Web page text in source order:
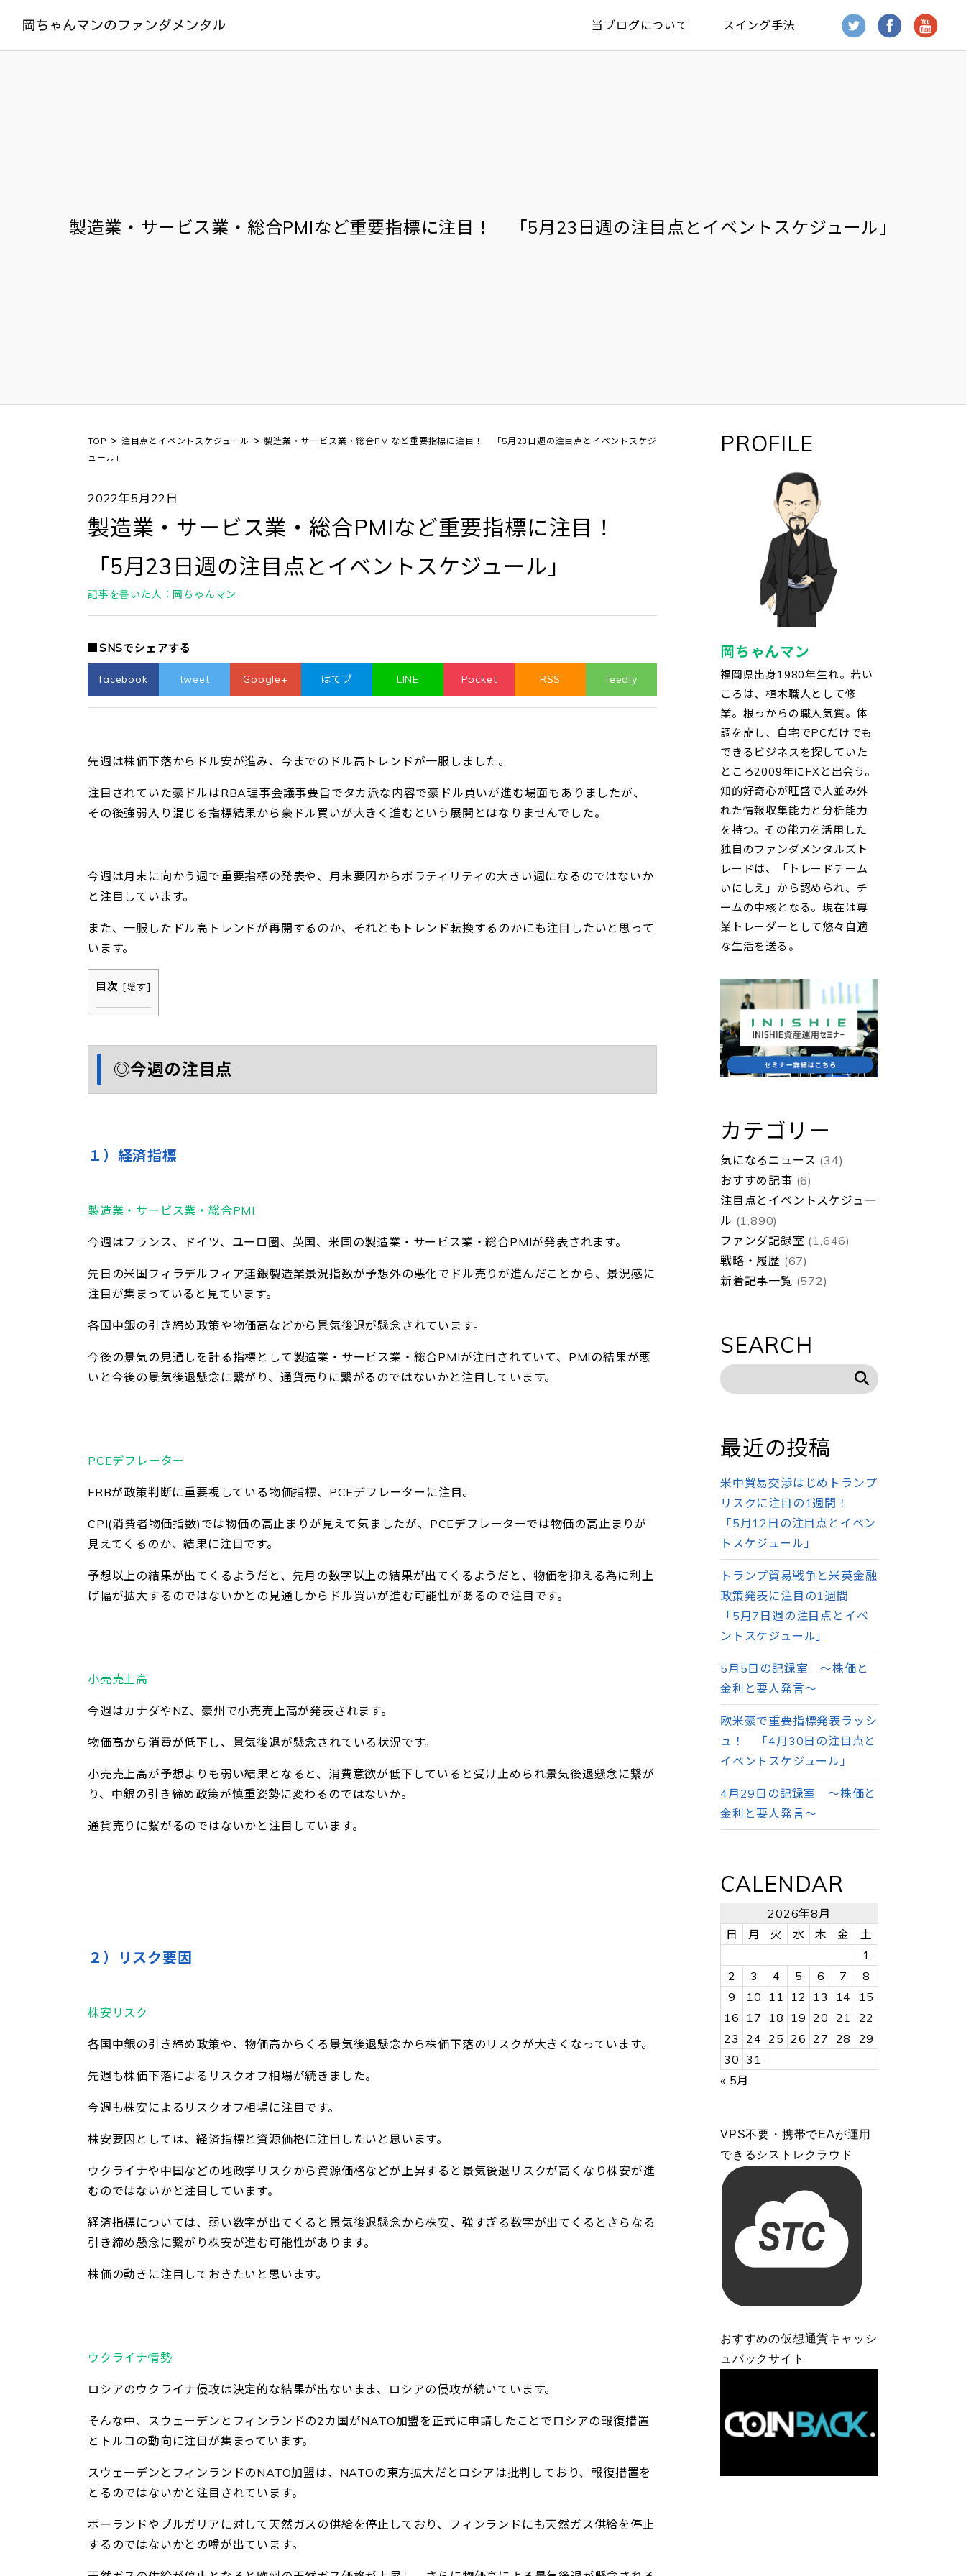
当ブログについて スイング手法
製造業・サービス業・総合PMIなど重要指標に注目！ 「5月23日週の注目点とイベントスケジュール」
TOP > 注目点とイベントスケジュール >製造業・サービス業・総合PMIなど重要指標に注目！ 「5月23日週の注目点とイベントスケジ
ュール」
2022年5月22日
製造業・サービス業・総合PMIなど重要指標に注目！
「5月23日週の注目点とイベントスケジュール」
記事を書いた人：岡ちゃんマン
■SNSでシェアする
facebook tweet Google+ はてブ LINE Pocket RSS feedly
先週は株価下落からドル安が進み、今までのドル高トレンドが一服しました。
注目されていた豪ドルはRBA理事会議事要旨でタカ派な内容で豪ドル買いが進む場面もありましたが、
その後強弱入り混じる指標結果から豪ドル買いが大きく進むという展開とはなりませんでした。
今週は月末に向かう週で重要指標の発表や、月末要因からボラティリティの大きい週になるのではないか
と注目しています。
また、一服したドル高トレンドが再開するのか、それともトレンド転換するのかにも注目したいと思って
います。
目次 [隠す]
◎今週の注目点
１）経済指標
製造業・サービス業・総合PMI
今週はフランス、ドイツ、ユーロ圏、英国、米国の製造業・サービス業・総合PMIが発表されます。
先日の米国フィラデルフィア連銀製造業景況指数が予想外の悪化でドル売りが進んだことから、景況感に
注目が集まっていると見ています。
各国中銀の引き締め政策や物価高などから景気後退が懸念されています。
今後の景気の見通しを計る指標として製造業・サービス業・総合PMIが注目されていて、PMIの結果が悪
いと今後の景気後退懸念に繋がり、通貨売りに繋がるのではないかと注目しています。
PCEデフレーター
FRBが政策判断に重要視している物価指標、PCEデフレーターに注目。
CPI(消費者物価指数)では物価の高止まりが見えて気ましたが、PCEデフレーターでは物価の高止まりが
見えてくるのか、結果に注目です。
予想以上の結果が出てくるようだと、先月の数字以上の結果が出てくるようだと、物価を抑える為に利上
げ幅が拡大するのではないかとの見通しからドル買いが進む可能性があるので注目です。
小売売上高
今週はカナダやNZ、豪州で小売売上高が発表されます。
物価高から消費が低下し、景気後退が懸念されている状況です。
小売売上高が予想よりも弱い結果となると、消費意欲が低下していると受け止められ景気後退懸念に繋が
り、中銀の引き締め政策が慎重姿勢に変わるのではないか。
通貨売りに繋がるのではないかと注目しています。
２）リスク要因
株安リスク
各国中銀の引き締め政策や、物価高からくる景気後退懸念から株価下落のリスクが大きくなっています。
先週も株価下落によるリスクオフ相場が続きました。
今週も株安によるリスクオフ相場に注目です。
株安要因としては、経済指標と資源価格に注目したいと思います。
ウクライナや中国などの地政学リスクから資源価格などが上昇すると景気後退リスクが高くなり株安が進
むのではないかと注目しています。
経済指標については、弱い数字が出てくると景気後退懸念から株安、強すぎる数字が出てくるとさらなる
引き締め懸念に繋がり株安が進む可能性があります。
株価の動きに注目しておきたいと思います。
ウクライナ情勢
ロシアのウクライナ侵攻は決定的な結果が出ないまま、ロシアの侵攻が続いています。
そんな中、スウェーデンとフィンランドの2カ国がNATO加盟を正式に申請したことでロシアの報復措置
とトルコの動向に注目が集まっています。
スウェーデンとフィンランドのNATO加盟は、NATOの東方拡大だとロシアは批判しており、報復措置を
とるのではないかと注目されています。
ポーランドやブルガリアに対して天然ガスの供給を停止しており、フィンランドにも天然ガス供給を停止
するのではないかとの噂が出ています。
PROFILE
岡ちゃんマン
福岡県出身1980年生れ。若い
ころは、植木職人として修
業。根っからの職人気質。体
調を崩し、自宅でPCだけでも
できるビジネスを探していた
ところ2009年にFXと出会う。
知的好奇心が旺盛で人並み外
れた情報収集能力と分析能力
を持つ。その能力を活用した
独自のファンダメンタルズト
レードは、「トレードチーム
いにしえ」から認められ、チ
ームの中核となる。現在は専
業トレーダーとして悠々自適
な生活を送る。
カテゴリー
気になるニュース (34)
おすすめ記事 (6)
注目点とイベントスケジュー
ル (1,890)
ファンダ記録室 (1,646)
戦略・履歴 (67)
新着記事一覧 (572)
SEARCH
最近の投稿
米中貿易交渉はじめトランプ
リスクに注目の1週間！
「5月12日の注目点とイベン
トスケジュール」
トランプ貿易戦争と米英金融
政策発表に注目の1週間
「5月7日週の注目点とイベ
ントスケジュール」
5月5日の記録室 ～株価と
金利と要人発言～
欧米豪で重要指標発表ラッシ
ュ！ 「4月30日の注目点と
イベントスケジュール」
4月29日の記録室 ～株価と
金利と要人発言～
CALENDAR
2026年8月
日
月 火 水 木 金
土
1
2
3 4 5 6 7
8
9
10 11 12 13 14
15
16
17 18 19 20 21
22
23
24 25 26 27 28
29
30 31
« 5月
VPS不要・携帯でEAが運用
できるシストレクラウド
おすすめの仮想通貨キャッシ
ュバックサイト